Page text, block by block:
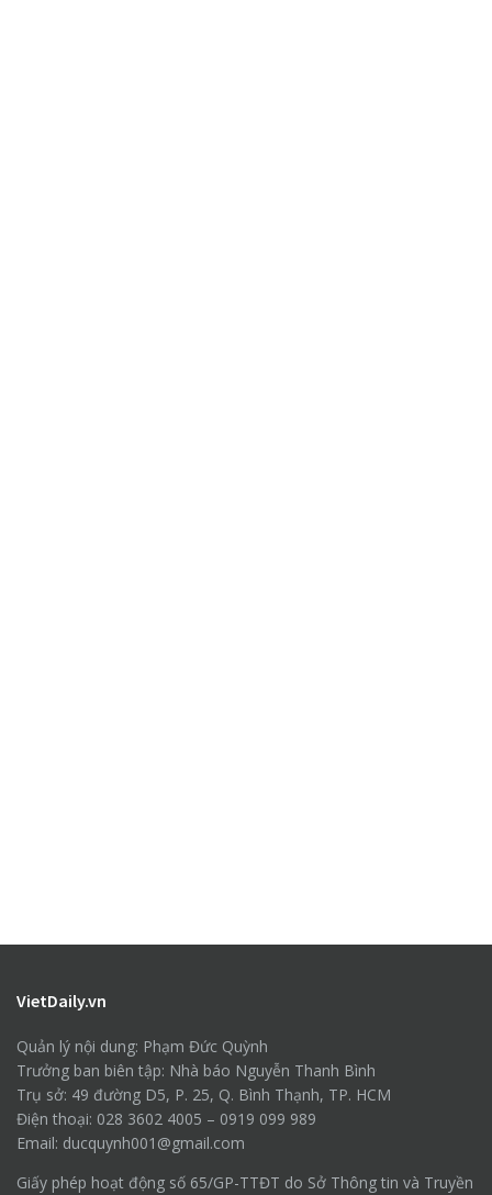
VietDaily.vn
Quản lý nội dung: Phạm Đức Quỳnh
Trưởng ban biên tập: Nhà báo Nguyễn Thanh Bình
Trụ sở: 49 đường D5, P. 25, Q. Bình Thạnh, TP. HCM
Điện thoại: 028 3602 4005 – 0919 099 989
Email: ducquynh001@gmail.com
Giấy phép hoạt động số 65/GP-TTĐT do Sở Thông tin và Truyền